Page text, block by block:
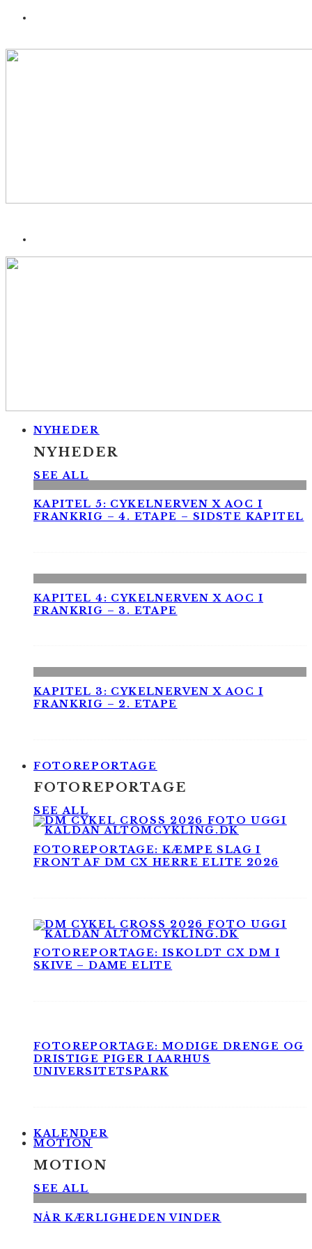
NYHEDER
NYHEDER
SEE ALL
KAPITEL 5: CYKELNERVEN X AOC I
FRANKRIG – 4. ETAPE – SIDSTE KAPITEL
KAPITEL 4: CYKELNERVEN X AOC I
FRANKRIG – 3. ETAPE
KAPITEL 3: CYKELNERVEN X AOC I
FRANKRIG – 2. ETAPE
FOTOREPORTAGE
FOTOREPORTAGE
SEE ALL
FOTOREPORTAGE: KÆMPE SLAG I
FRONT AF DM CX HERRE ELITE 2026
FOTOREPORTAGE: ISKOLDT CX DM I
SKIVE – DAME ELITE
FOTOREPORTAGE: MODIGE DRENGE OG
DRISTIGE PIGER I AARHUS
UNIVERSITETSPARK
KALENDER
MOTION
MOTION
SEE ALL
NÅR KÆRLIGHEDEN VINDER